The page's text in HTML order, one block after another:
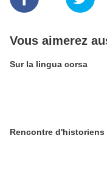
Vous aimerez
Sur la lingua corsa
Rencontre d'historiens